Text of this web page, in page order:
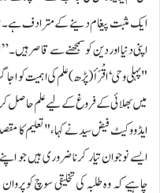
ایک مثبت پیغام دینے کے مترادف ہے۔
اپنی دنیا اور دین کو سمجھنے سے قاصر
"پہلی وحی ‘اقْرَأ (پڑھ) علم کی اہمیت کو
میں بھلائی کے فروغ کے لیے علم حاصل
ایڈووکیٹ فیض سیدنے کہا، "تعلیم کا
ایسے نوجوان تیار کرنا ضروری ہیں جو
چاہیے کہ وہ طلبہ کی تخلیقی سوچ کو